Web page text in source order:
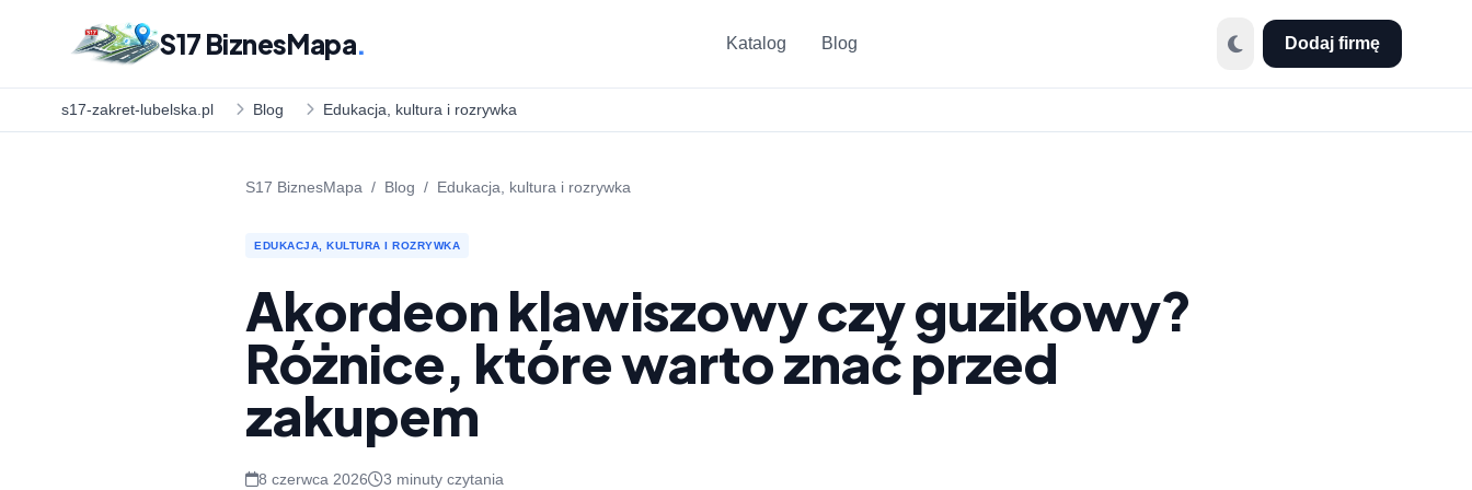
S17 BiznesMapa. Katalog Blog Dodaj firmę
s17-zakret-lubelska.pl Blog Edukacja, kultura i rozrywka
S17 BiznesMapa / Blog / Edukacja, kultura i rozrywka
EDUKACJA, KULTURA I ROZRYWKA
Akordeon klawiszowy czy guzikowy?
Różnice, które warto znać przed
zakupem
8 czerwca 2026 3 minuty czytania